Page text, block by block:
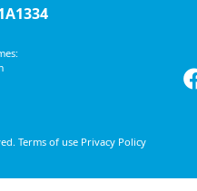
Terms of use Privacy Policy